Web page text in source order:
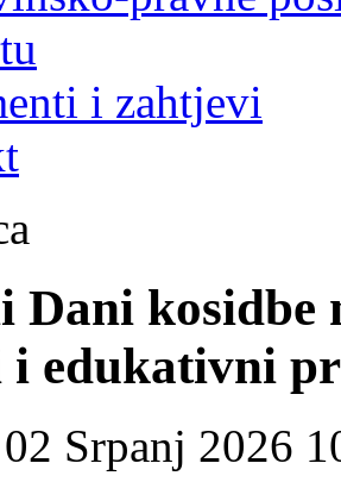
i zahtjevi
Dani kosidbe
edukativni
Srpanj 2026